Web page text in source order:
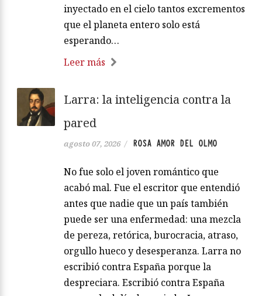
inyectado en el cielo tantos excrementos
que el planeta entero solo está
esperando…
Leer más
Larra: la inteligencia contra la
pared
agosto 07, 2026 / ROSA AMOR DEL OLMO
No fue solo el joven romántico que
acabó mal. Fue el escritor que entendió
antes que nadie que un país también
puede ser una enfermedad: una mezcla
de pereza, retórica, burocracia, atraso,
orgullo hueco y desesperanza. Larra no
escribió contra España porque la
despreciara. Escribió contra España